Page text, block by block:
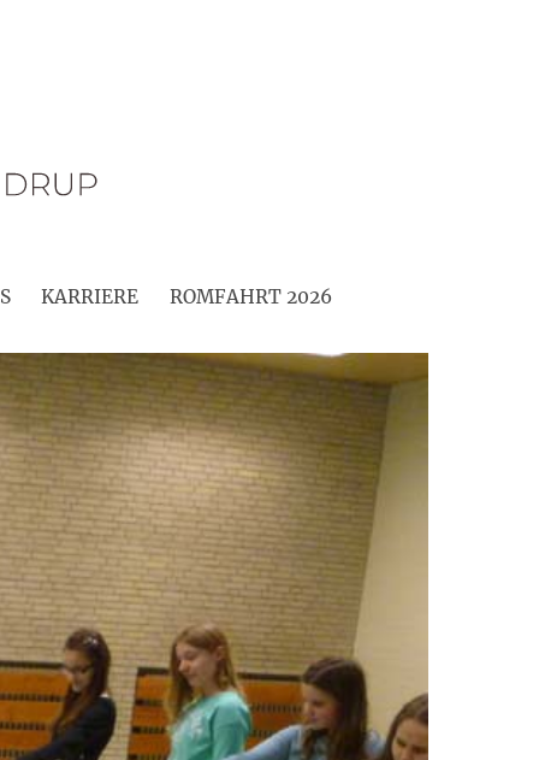
KARRIERE ROMFAHRT 2026